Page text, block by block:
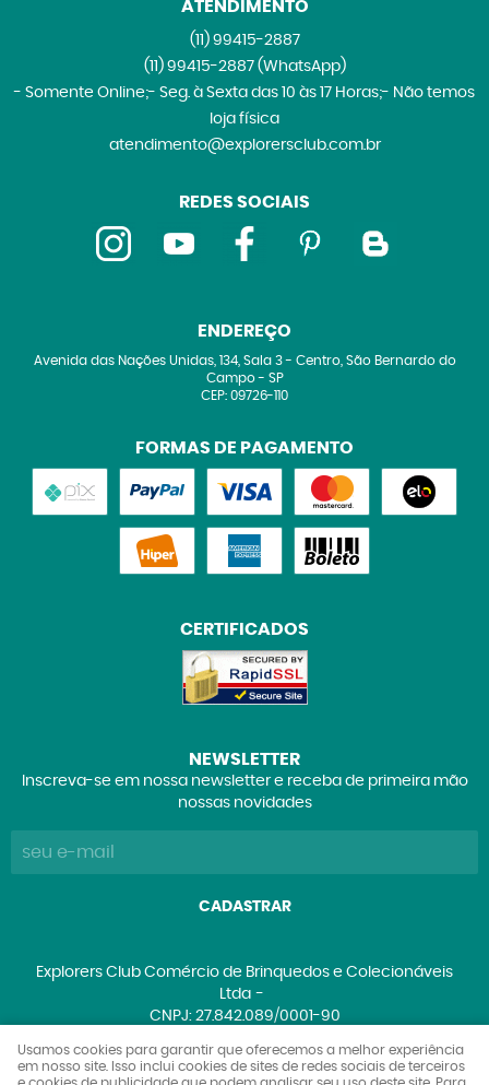
ATENDIMENTO
(11)99415-2887
(11)99415-2887 (WhatsApp)
- Somente Online;- Seg. à Sexta das 10 às 17 Horas;- Não temos
loja física
atendimento@explorersclub.com.br
REDES SOCIAIS
ENDEREÇO
Avenida das Nações Unidas, 134, Sala 3- Centro, São Bernardo do
Campo- SP
CEP: 09726-110
FORMAS DE PAGAMENTO
CERTIFICADOS
NEWSLETTER
Inscreva-se em nossa newsletter e receba de primeira mão
nossas novidades
CADASTRAR
Explorers Club Comércio de Brinquedos e Colecionáveis
Ltda
CNPJ: 27.842.089/0001-90
Usamos cookies para garantir que oferecemos a melhor experiência
em nosso site. Isso inclui cookies de sites de redes sociais de terceiros